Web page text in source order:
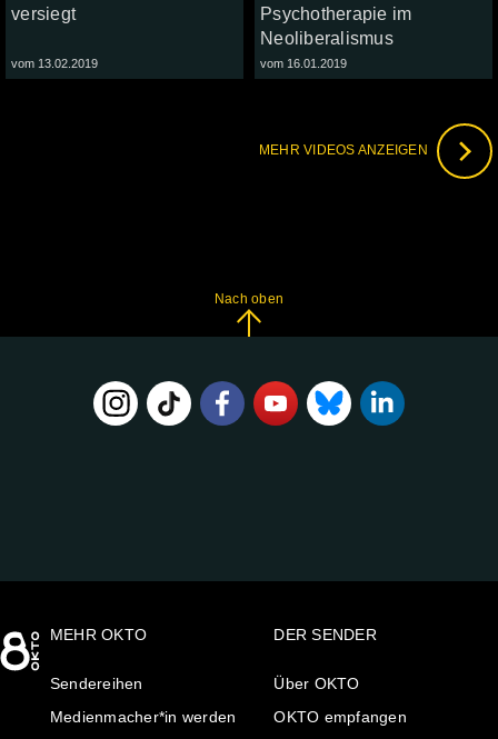
versiegt
vom 13.02.2019
Psychotherapie im
Neoliberalismus
vom 16.01.2019
MEHR VIDEOS ANZEIGEN
Nach oben
MEHR OKTO
Sendereihen
Medienmacher*in werden
DER SENDER
Über OKTO
OKTO empfangen